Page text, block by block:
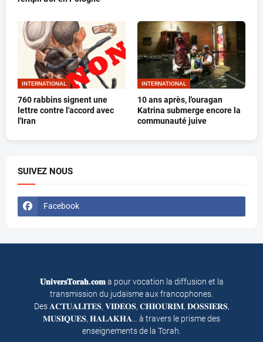
INTERNATIONAL
760 rabbins signent une
lettre contre l'accord avec
l'Iran
INTERNATIONAL
10 ans après, l'ouragan
Katrina submerge encore la
communauté juive
SUIVEZ NOUS
Facebook
𝐔𝐧𝐢𝐯𝐞𝐫𝐬𝐓𝐨𝐫𝐚𝐡.𝐜𝐨𝐦a pour vocation la diffusion et la
transmission du judaïsme aux francophones.
Des 𝐀𝐂𝐓𝐔𝐀𝐋𝐈𝐓𝐄𝐒, 𝐕𝐈𝐃𝐄𝐎𝐒, 𝐂𝐇𝐈𝐎𝐔𝐑𝐈𝐌, 𝐃𝐎𝐒𝐒𝐈𝐄𝐑𝐒,
𝐌𝐔𝐒𝐈𝐐𝐔𝐄𝐒, 𝐇𝐀𝐋𝐀𝐊𝐇𝐀… à travers le prisme des
enseignements de la Torah.